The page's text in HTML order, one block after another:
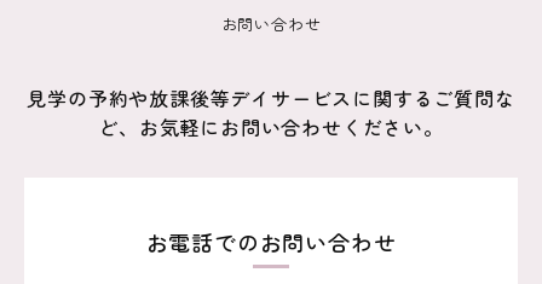
お問い合わせ
見学の予約や放課後等デイサービスに関するご質問な
ど、お気軽にお問い合わせください。
お電話でのお問い合わせ